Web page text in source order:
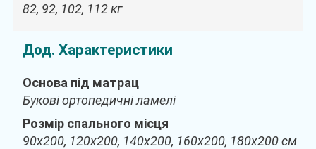
82, 92, 102, 112 кг
Дод. Характеристики
Основа під матрац
Букові ортопедичні ламелі
Розмір спального місця
90х200, 120х200, 140х200, 160х200, 180х200 см